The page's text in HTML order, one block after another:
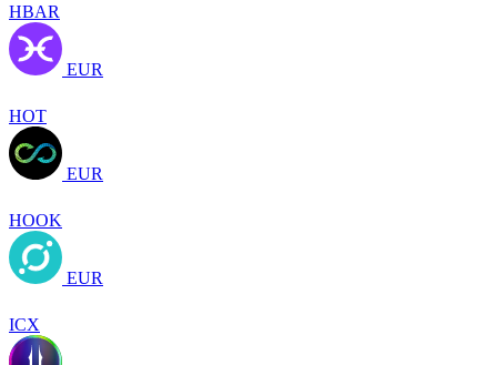
HBAR
EUR
HOT
EUR
HOOK
EUR
ICX